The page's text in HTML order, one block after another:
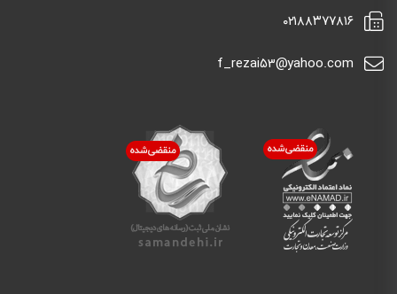
٠٢١٨٨٣٧٧٨١٦
f_rezai53@yahoo.com